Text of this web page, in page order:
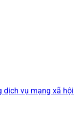
dịch vụ mạng xã hội